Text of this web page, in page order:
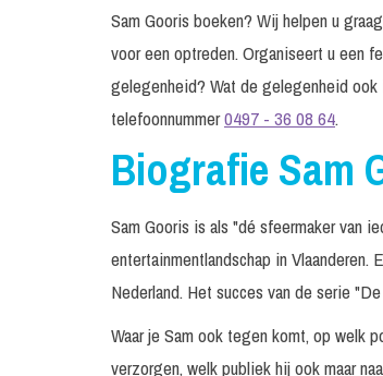
Sam Gooris boeken? Wij helpen u
voor een optreden. Organiseert u een
gelegenheid? Wat de gelegenheid
telefoonnummer0497 - 36 08 64.
Biografie Sam
Sam Gooris is als "dé sfeermaker van
entertainmentlandschap in Vlaanderen.
Nederland. Het succes van de serie
Waar je Sam ook tegen komt, op welk
verzorgen, welk publiek hij ook maar